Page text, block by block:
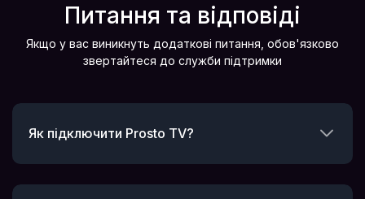
Питання та відповіді
Якщо у вас виникнуть додаткові питання, обов'язково
звертайтеся до служби підтримки
Як підключити Prosto TV?